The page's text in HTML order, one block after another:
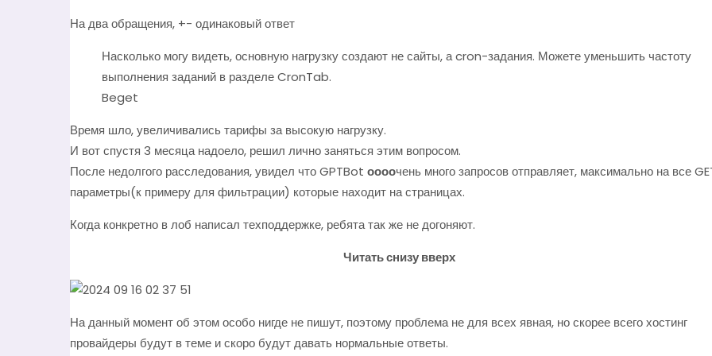
На два обращения, +- одинаковый ответ
Насколько могу видеть, основную нагрузку создают не сайты, а cron-задания. Можете уменьшить частоту
выполнения заданий в разделе CronTab.
Beget
Время шло, увеличивались тарифы за высокую нагрузку.
И вот спустя 3 месяца надоело, решил лично заняться этим вопросом.
После недолгого расследования, увидел что GPTBot оооочень много запросов отправляет, максимально на все
параметры(к примеру для фильтрации) которые находит на страницах.
Когда конкретно в лоб написал техподдержке, ребята так же не догоняют.
Читать снизу вверх
На данный момент об этом особо нигде не пишут, поэтому проблема не для всех явная, но скорее всего хостинг
провайдеры будут в теме и скоро будут давать нормальные ответы.